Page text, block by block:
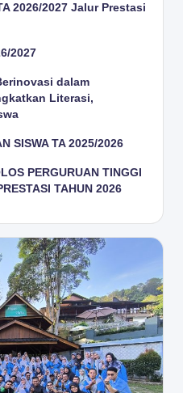
2026/2027 Jalur Prestasi
2027
dalam
Literasi,
SISWA TA 2025/2026
PERGURUAN TINGGI
TAHUN 2026